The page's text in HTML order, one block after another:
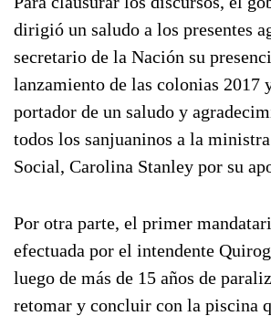
dirigió un saludo a los presentes
secretario de la Nación su
lanzamiento de las colonias 2017
portador de un saludo y
todos los sanjuaninos a la
Social, Carolina Stanley por su
Por otra parte, el primer
efectuada por el intendente
luego de más de 15 años de
retomar y concluir con la piscina